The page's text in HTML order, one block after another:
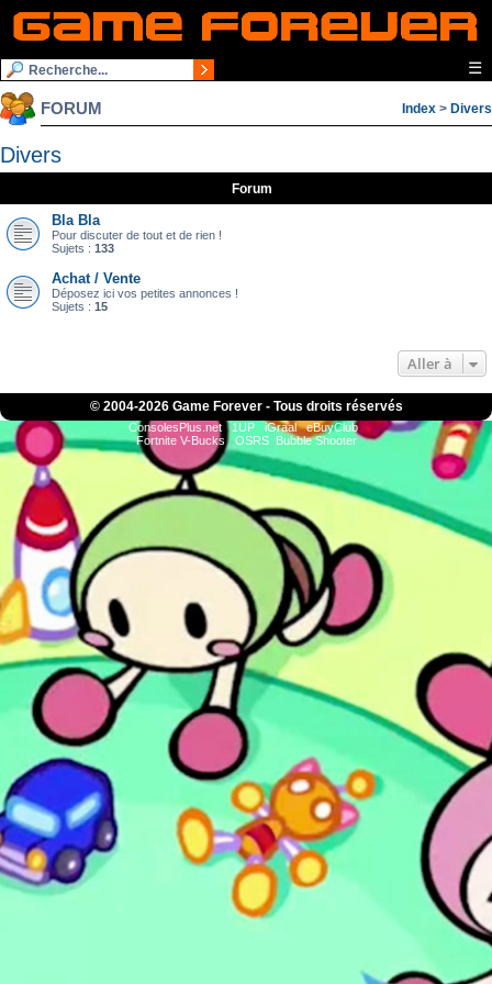
☰
FORUM Index > Divers
Divers
Forum
Bla Bla
Pour discuter de tout et de rien !
Sujets : 133
Achat / Vente
Déposez ici vos petites annonces !
Sujets : 15
Aller à
© 2004-2026 Game Forever - Tous droits réservés
ConsolesPlus.net 1UP iGraal
eBuyClub
Fortnite V-Bucks
OSRS Bubble Shooter